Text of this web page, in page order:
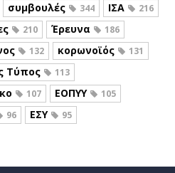
συμβουλές 344 ΙΣΑ 216
210 Έρευνα 186
132 κορωνοϊός 131
Τύπος 113
107 ΕΟΠΥΥ 105
96 ΕΣΥ 95